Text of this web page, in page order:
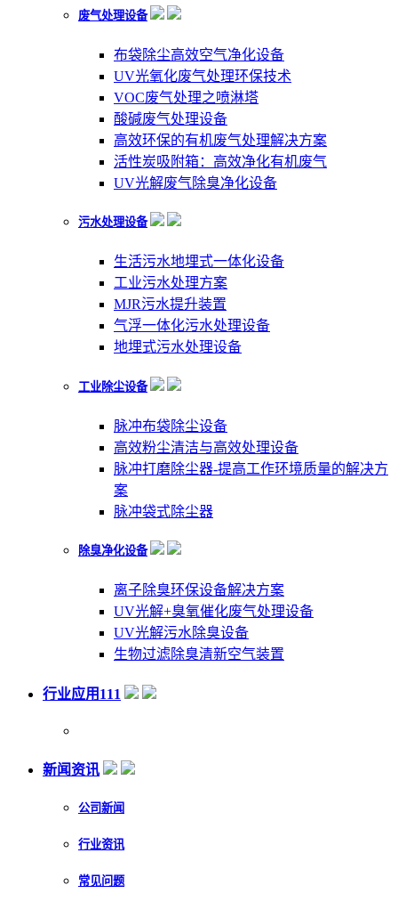
废气处理设备
布袋除尘高效空气净化设备
UV光氧化废气处理环保技术
VOC废气处理之喷淋塔
酸碱废气处理设备
高效环保的有机废气处理解决方案
活性炭吸附箱：高效净化有机废气
UV光解废气除臭净化设备
污水处理设备
生活污水地埋式一体化设备
工业污水处理方案
MJR污水提升装置
气浮一体化污水处理设备
地埋式污水处理设备
工业除尘设备
脉冲布袋除尘设备
高效粉尘清洁与高效处理设备
脉冲打磨除尘器-提高工作环境质量的解决方
案
脉冲袋式除尘器
除臭净化设备
离子除臭环保设备解决方案
UV光解+臭氧催化废气处理设备
UV光解污水除臭设备
生物过滤除臭清新空气装置
行业应用111
新闻资讯
公司新闻
行业资讯
常见问题